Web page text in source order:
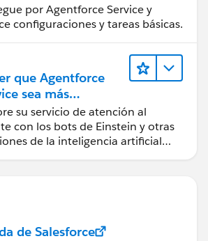
por Agentforce Service y
configuraciones y tareas básicas.
que Agentforce
sea más
su servicio de atención al
con los bots de Einstein y otras
de la inteligencia artificial
de Salesforce